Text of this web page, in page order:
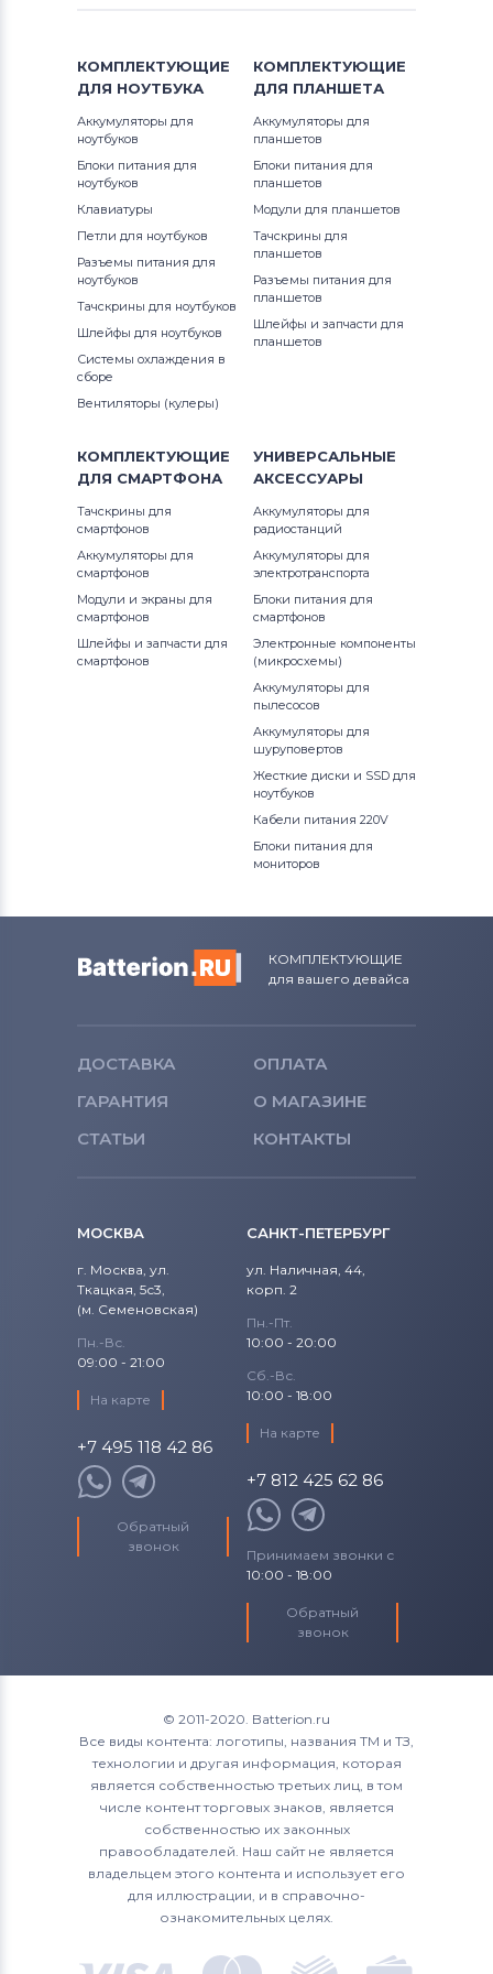
Аккумуляторы для шуруповертов
Hammer
Аккумуляторы для шуруповертов
Аккумуляторы для шуруповертов
Paslode
Аккумуляторы для шуруповертов
Hilti
Ridgid
Аккумуляторы для шуруповертов
Аккумуляторы для шуруповертов
Porter-Cable
Аккумуляторы для шуруповертов
Аккумуляторы для шуруповертов
Аккумуляторы для шуруповертов
Аккумуляторы для шуруповертов
Craftsman
Аккумуляторы для шуруповертов
Универсальный
КОМПЛЕКТУЮЩИЕ
ДЛЯ НОУТБУКА
Аккумуляторы для
ноутбуков
Блоки питания для
ноутбуков
Клавиатуры
Петли для ноутбуков
Разъемы питания для
ноутбуков
Тачскрины для ноутбуков
Шлейфы для ноутбуков
Системы охлаждения в
сборе
Вентиляторы (кулеры)
КОМПЛЕКТУЮЩИЕ
ДЛЯ ПЛАНШЕТА
Аккумуляторы для
планшетов
Блоки питания для
планшетов
Модули для планшетов
Тачскрины для
планшетов
Разъемы питания для
планшетов
Шлейфы и запчасти для
планшетов
КОМПЛЕКТУЮЩИЕ
ДЛЯ СМАРТФОНА
Тачскрины для
смартфонов
Аккумуляторы для
смартфонов
Модули и экраны для
смартфонов
Шлейфы и запчасти для
смартфонов
УНИВЕРСАЛЬНЫЕ
АКСЕССУАРЫ
Аккумуляторы для
радиостанций
Аккумуляторы для
электротранспорта
Блоки питания для
смартфонов
Электронные компоненты
(микросхемы)
Аккумуляторы для
пылесосов
Аккумуляторы для
шуруповертов
Жесткие диски и SSD для
ноутбуков
Кабели питания 220V
Блоки питания для
мониторов
КОМПЛЕКТУЮЩИЕ
для вашего девайса
ДОСТАВКА
ОПЛАТА
ГАРАНТИЯ
О МАГАЗИНЕ
СТАТЬИ
КОНТАКТЫ
МОСКВА
г. Москва, ул.
Ткацкая, 5с3,
(м. Семеновская)
Пн.-Вс.
09:00 - 21:00
На карте
+7 495 118 42 86
Обратный
звонок
САНКТ-ПЕТЕРБУРГ
ул. Наличная, 44,
корп. 2
Пн.-Пт.
10:00 - 20:00
Сб.-Вс.
10:00 - 18:00
На карте
+7 812 425 62 86
Принимаем звонки с
10:00 - 18:00
Обратный
звонок
© 2011-2020. Batterion.ru
Все виды контента: логотипы, названия ТМ и ТЗ,
технологии и другая информация, которая
является собственностью третьих лиц, в том
числе контент торговых знаков, является
собственностью их законных
правообладателей. Наш сайт не является
владельцем этого контента и использует его
для иллюстрации, и в справочно-
ознакомительных целях.